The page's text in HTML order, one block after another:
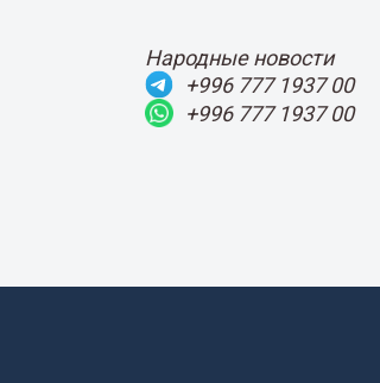
Народные новости
+996 777 1937 00
+996 777 1937 00